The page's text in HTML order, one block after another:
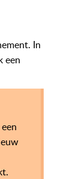
In
een